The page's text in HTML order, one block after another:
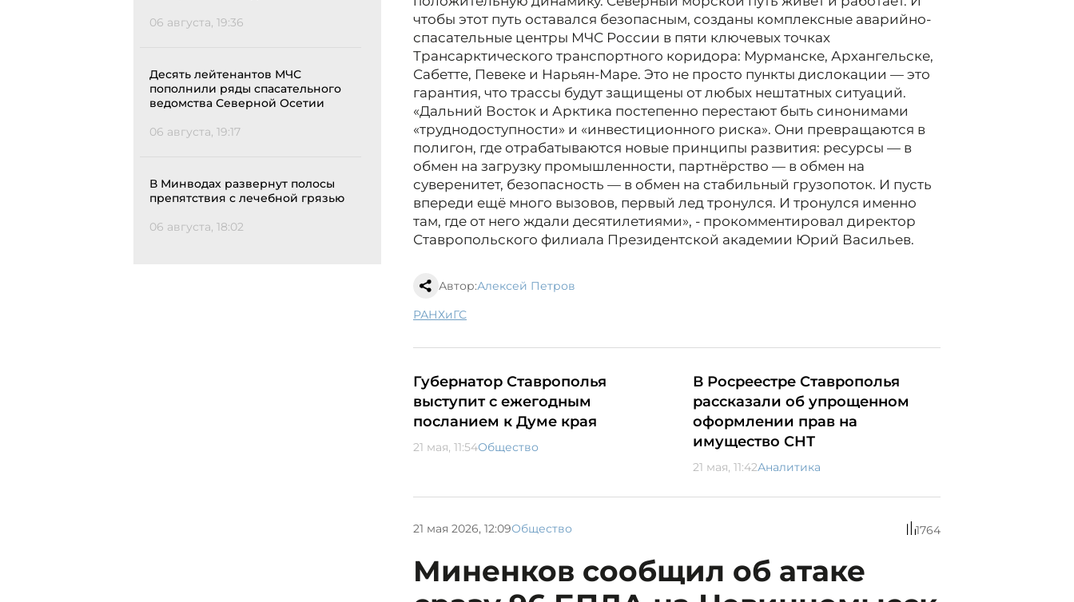
06 августа, 19:36
Десять лейтенантов МЧС
пополнили ряды спасательного
ведомства Северной Осетии
06 августа, 19:17
В Минводах развернут полосы
препятствия с лечебной грязью
06 августа, 18:02
чтобы этот путь оставался безопасным, созданы комплексные аварийно-
спасательные центры МЧС России в пяти ключевых точках
Трансарктического транспортного коридора: Мурманске, Архангельске,
Сабетте, Певеке и Нарьян-Маре. Это не просто пункты дислокации — это
гарантия, что трассы будут защищены от любых нештатных ситуаций.
«Дальний Восток и Арктика постепенно перестают быть синонимами
«труднодоступности» и «инвестиционного риска». Они превращаются в
полигон, где отрабатываются новые принципы развития: ресурсы — в
обмен на загрузку промышленности, партнёрство — в обмен на
суверенитет, безопасность — в обмен на стабильный грузопоток. И пусть
впереди ещё много вызовов, первый лед тронулся. И тронулся именно
там, где от него ждали десятилетиями», - прокомментировал директор
Ставропольского филиала Президентской академии Юрий Васильев.
Автор:Алексей Петров
РАНХиГС
Губернатор Ставрополья
выступит с ежегодным
посланием к Думе края
21 мая, 11:54Общество
В Росреестре Ставрополья
рассказали об упрощенном
оформлении прав на
имущество СНТ
21 мая, 11:42Аналитика
21 мая 2026, 12:09Общество 1764
Миненков сообщил об атаке